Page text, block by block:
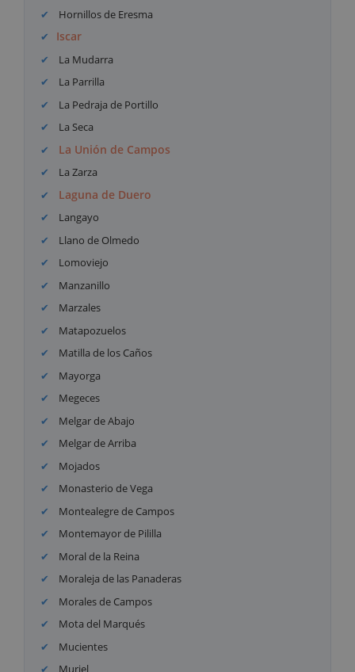
Hornillos de Eresma
Iscar
La Mudarra
La Parrilla
La Pedraja de Portillo
La Seca
La Unión de Campos
La Zarza
Laguna de Duero
Langayo
Llano de Olmedo
Lomoviejo
Manzanillo
Marzales
Matapozuelos
Matilla de los Caños
Mayorga
Megeces
Melgar de Abajo
Melgar de Arriba
Mojados
Monasterio de Vega
Montealegre de Campos
Montemayor de Pililla
Moral de la Reina
Moraleja de las Panaderas
Morales de Campos
Mota del Marqués
Mucientes
Muriel